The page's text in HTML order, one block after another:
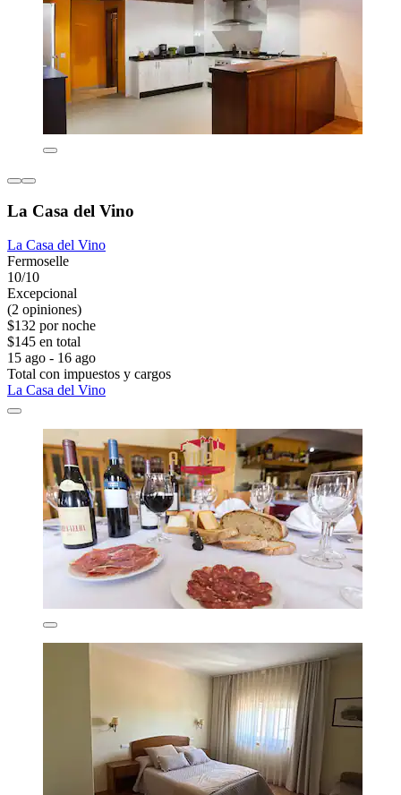
La Casa del Vino
La Casa del Vino
Fermoselle
10/10
Excepcional
(2 opiniones)
$132 por noche
$145 en total
15 ago - 16 ago
Total con impuestos y cargos
La Casa del Vino